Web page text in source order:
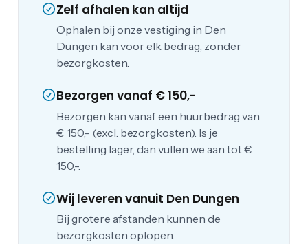
Zelf afhalen kan altijd
Ophalen bij onze vestiging in Den
Dungen kan voor elk bedrag, zonder
bezorgkosten.
Bezorgen vanaf € 150,-
Bezorgen kan vanaf een huurbedrag van
€ 150,- (excl. bezorgkosten). Is je
bestelling lager, dan vullen we aan tot €
150,-.
Wij leveren vanuit Den Dungen
Bij grotere afstanden kunnen de
bezorgkosten oplopen.